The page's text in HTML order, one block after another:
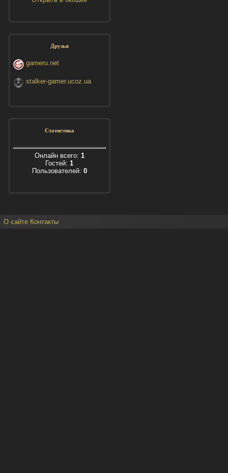
Друзья
gameru.net
stalker-gamer.ucoz.ua
Статистика
Онлайн всего: 1
Гостей: 1
Пользователей: 0
О сайте Контакты